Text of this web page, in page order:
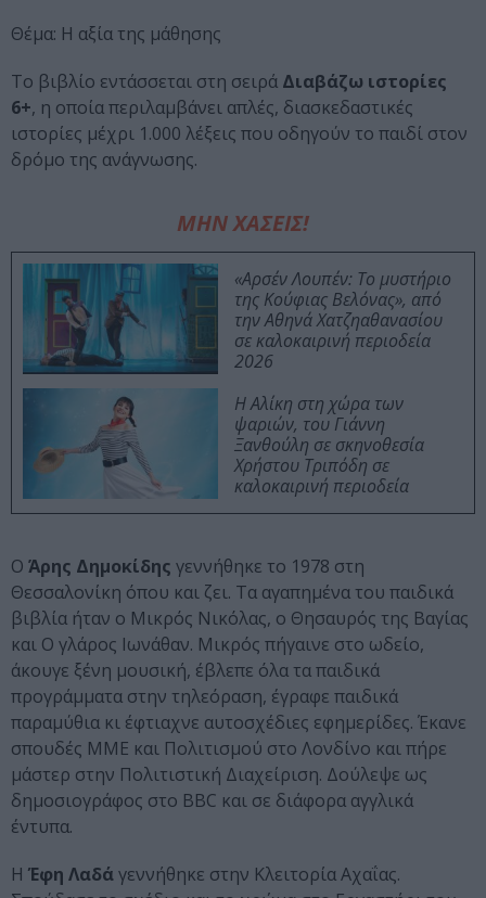
Θέμα: Η αξία της μάθησης
Το βιβλίο εντάσσεται στη σειρά Διαβάζω ιστορίες
6+, η οποία περιλαμβάνει απλές, διασκεδαστικές
ιστορίες μέχρι 1.000 λέξεις που οδηγούν το παιδί στον
δρόμο της ανάγνωσης.
ΜΗΝ ΧΑΣΕΙΣ!
«Αρσέν Λουπέν: Το μυστήριο
της Κούφιας Βελόνας», από
την Αθηνά Χατζηαθανασίου
σε καλοκαιρινή περιοδεία
2026
Η Αλίκη στη χώρα των
ψαριών, του Γιάννη
Ξανθούλη σε σκηνοθεσία
Χρήστου Τριπόδη σε
καλοκαιρινή περιοδεία
Ο Άρης Δημοκίδης γεννήθηκε το 1978 στη
Θεσσαλονίκη όπου και ζει. Τα αγαπημένα του παιδικά
βιβλία ήταν ο Μικρός Νικόλας, ο Θησαυρός της Βαγίας
και Ο γλάρος Ιωνάθαν. Μικρός πήγαινε στο ωδείο,
άκουγε ξένη μουσική, έβλεπε όλα τα παιδικά
προγράμματα στην τηλεόραση, έγραφε παιδικά
παραμύθια κι έφτιαχνε αυτοσχέδιες εφημερίδες. Έκανε
σπουδές ΜΜΕ και Πολιτισμού στο Λονδίνο και πήρε
μάστερ στην Πολιτιστική Διαχείριση. Δούλεψε ως
δημοσιογράφος στο BBC και σε διάφορα αγγλικά
έντυπα.
Η Έφη Λαδάγεννήθηκε στην Κλειτορία Αχαΐας.